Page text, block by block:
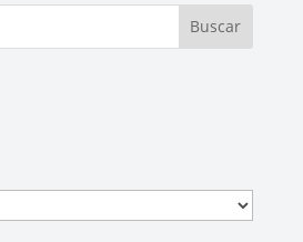
Buscar